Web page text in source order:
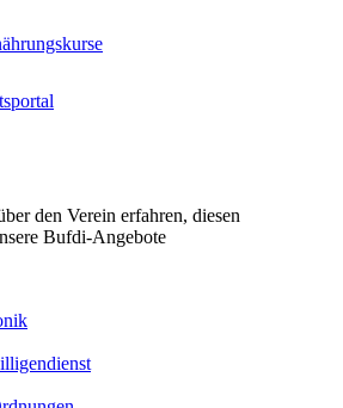
den Verein erfahren, diesen
Bufdi-Angebote